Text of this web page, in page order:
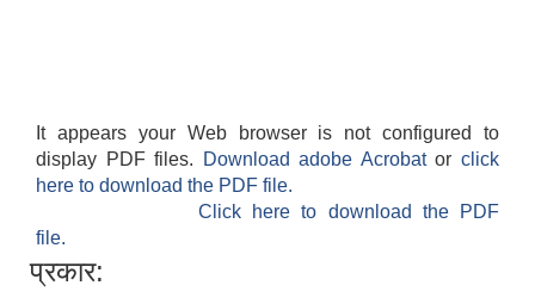
It appears your Web browser is not configured to
display PDF files.
Download adobe Acrobatorclick
here to download the PDF file.
Click here to download the PDF
file.
प्रकार: